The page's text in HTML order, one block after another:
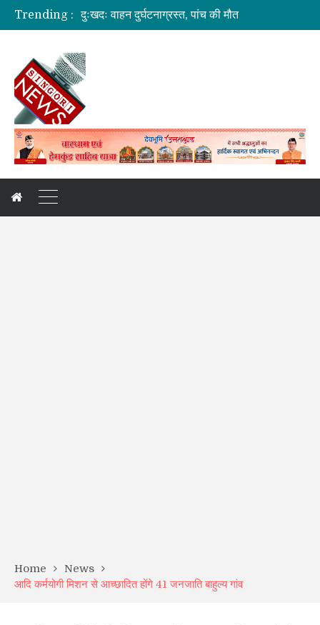
Trending :
जिलाधिकारी की अध्यक्षता में आयोजित हुई वन भूमि हस्तांतरण की बैठक
अगले दो दिनों में भारी से बहुत भारी वर्षा की संभावना
Home
News
आदि कर्मयोगी मिशन से आच्छादित होंगे 41 जनजाति बाहुल्य गांव